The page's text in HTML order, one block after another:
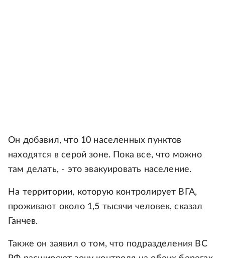
Он добавил, что 10 населенных пунктов
находятся в серой зоне. Пока все, что можно
там делать, - это эвакуировать население.
На территории, которую контролирует ВГА,
проживают около 1,5 тысячи человек, сказал
Ганчев.
Также он заявил о том, что подразделения ВС